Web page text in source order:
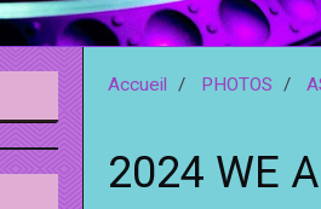
Accueil PHOTOS
2024 WE